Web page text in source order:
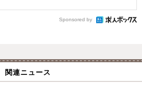
Sponsored by
関連ニュース